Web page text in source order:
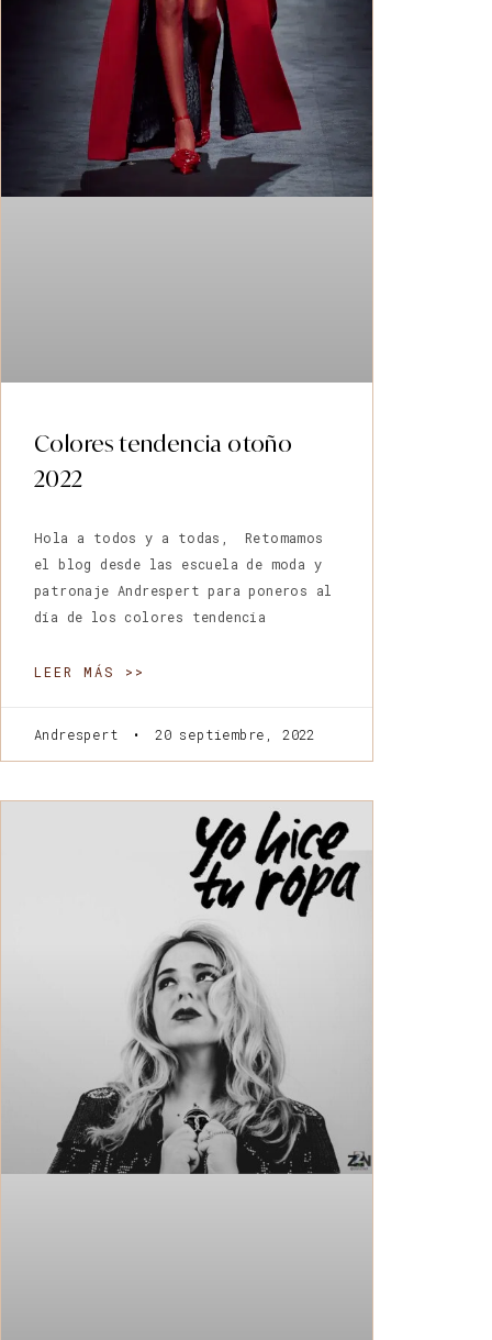
Colores tendencia otoño
2022
Hola a todos y a todas, Retomamos
el blog desde las escuela de moda y
patronaje Andrespert para poneros al
día de los colores tendencia
LEER MÁS >>
Andrespert 20 septiembre, 2022